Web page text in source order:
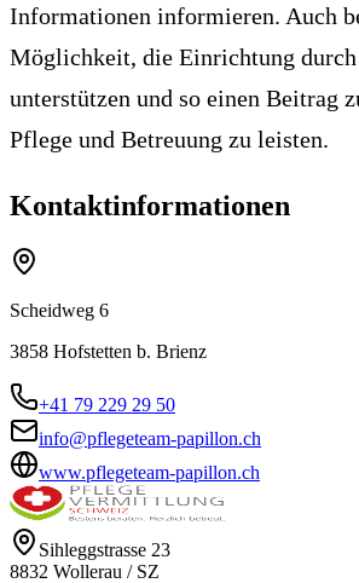
Informationen informieren. Auch
Möglichkeit, die Einrichtung durch
unterstützen und so einen Beitrag
Pflege und Betreuung zu leisten.
Kontaktinformationen
Scheidweg 6
3858 Hofstetten b. Brienz
+41 79 229 29 50
info@pflegeteam-papillon.ch
www.pflegeteam-papillon.ch
Sihleggstrasse 23
8832 Wollerau / SZ